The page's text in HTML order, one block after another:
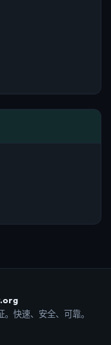
快速、安全、可靠。